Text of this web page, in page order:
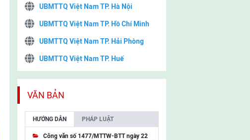
UBMTTQ Việt Nam TP. Hà Nội
UBMTTQ Việt Nam TP. Hồ Chí Minh
UBMTTQ Việt Nam TP. Hải Phòng
UBMTTQ Việt Nam TP. Huế
UBMTTQ Việt Nam TP. Cần Thơ
UBMTTQ Việt Nam tỉnh Quảng Ninh
UBMTTQ Việt Nam tỉnh Cao Bằng
VĂN BẢN
HƯỚNG DẪN PHÁP LUẬT
Công văn số 1477/MTTW-BTT ngày 22